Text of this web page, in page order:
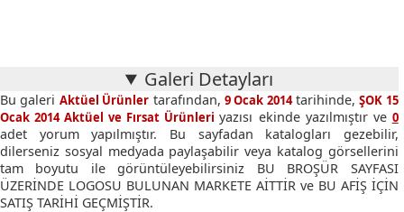
Galeri Detayları
Bu galeri Aktüel Ürünler tarafından, 9 Ocak 2014tarihinde,ŞOK 15
Ocak 2014 Aktüel ve Fırsat Ürünleriyazısı ekinde yazılmıştır ve 0
adet yorum yapılmıştır. Bu sayfadan katalogları gezebilir,
dilerseniz sosyal medyada paylaşabilir veya katalog görsellerini
tam boyutu ile görüntüleyebilirsiniz BU BROŞÜR SAYFASI
ÜZERİNDE LOGOSU BULUNAN MARKETE AİTTİR ve BU AFİŞ İÇİN
SATIŞ TARİHİ GEÇMİŞTİR.